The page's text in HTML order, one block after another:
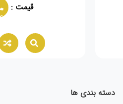
دسته بندی ها